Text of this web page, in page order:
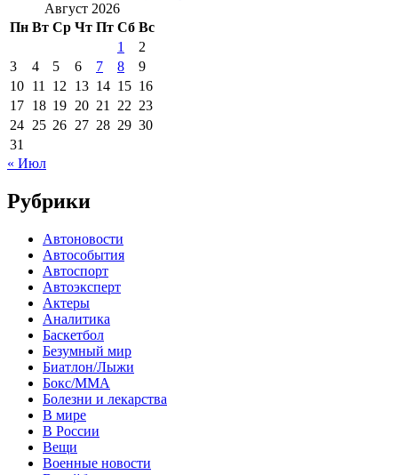
Август 2026
Пн Вт Ср Чт Пт Сб Вс
1
2
3
4 5 6 7 8
9
10 11 12 13 14 15 16
17 18 19 20 21 22 23
24 25 26 27 28 29 30
31
« Июл
Рубрики
Автоновости
Автособытия
Автоспорт
Автоэксперт
Актеры
Аналитика
Баскетбол
Безумный мир
Биатлон/Лыжи
Бокс/MMA
Болезни и лекарства
В мире
В России
Вещи
Военные новости